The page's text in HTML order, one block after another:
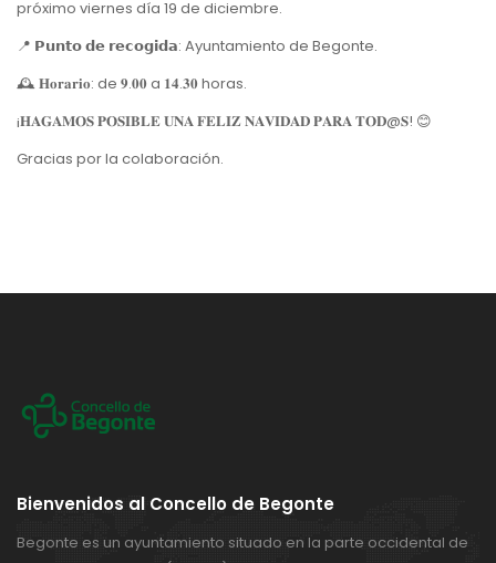
próximo viernes día 19 de diciembre.
📍 𝗣𝘂𝗻𝘁𝗼 𝗱𝗲 𝗿𝗲𝗰𝗼𝗴𝗶𝗱𝗮: Ayuntamiento de Begonte.
🕰 𝐇𝐨𝐫𝐚𝐫𝐢𝐨: de 𝟗.𝟎𝟎 a 𝟏𝟒.𝟑𝟎 horas.
¡𝐇𝐀𝐆𝐀𝐌𝐎𝐒 𝐏𝐎𝐒𝐈𝐁𝐋𝐄 𝐔𝐍𝐀 𝐅𝐄𝐋𝐈𝐙 𝐍𝐀𝐕𝐈𝐃𝐀𝐃 𝐏𝐀𝐑𝐀 𝐓𝐎𝐃@𝐒! 😊
Gracias por la colaboración.
Bienvenidos al Concello de Begonte
Begonte es un ayuntamiento situado en la parte occidental de